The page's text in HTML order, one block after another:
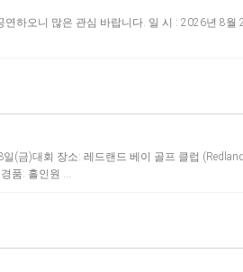
하오니 많은 관심 바랍니다. 일 시 : 2026년 8월
(금)대회 장소: 레드랜드 베이 골프 클럽
품: 홀인원 …